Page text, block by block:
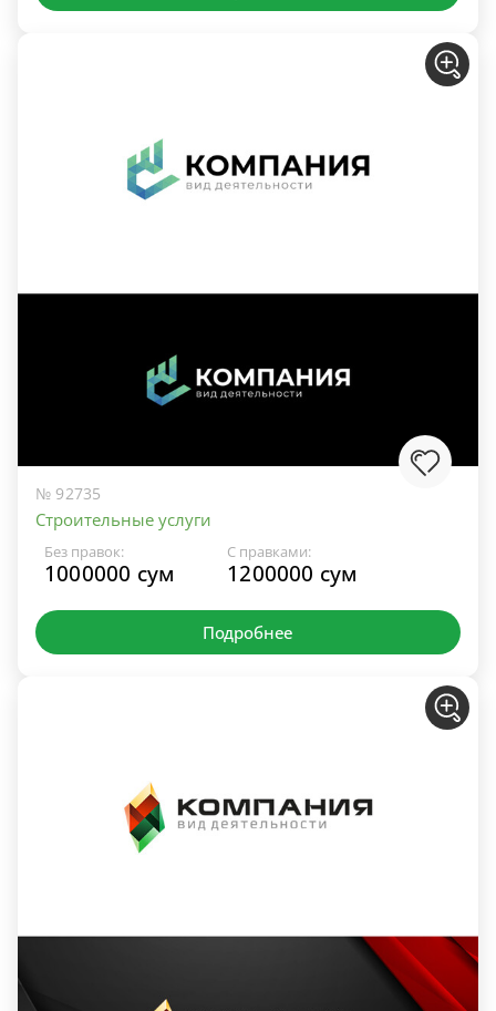
№ 92735
Строительные услуги
Без правок:
1000000 сум
С правками:
1200000 сум
Подробнее